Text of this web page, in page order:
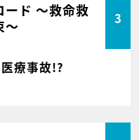
ード ～救命救
～
3
療事故!?